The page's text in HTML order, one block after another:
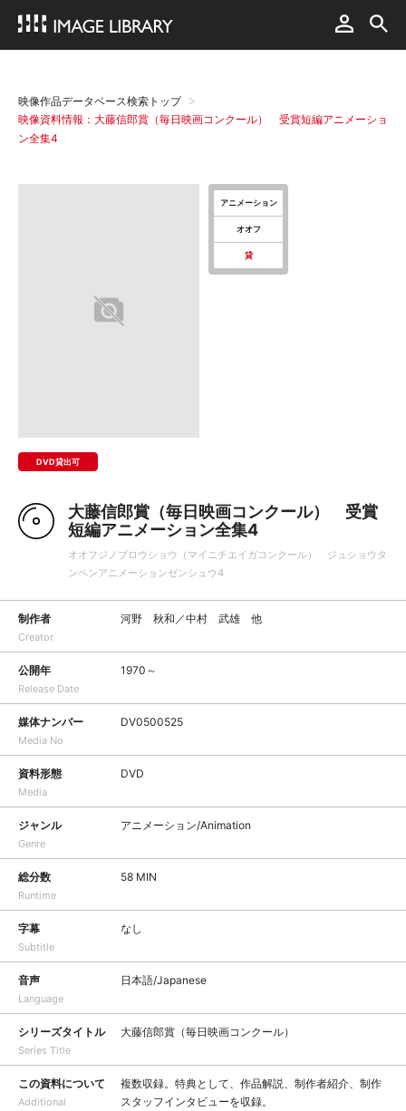
映像作品データベース検索トップ
映像資料情報：大藤信郎賞（毎日映画コンクール） 受賞短編アニメーショ
ン全集4
DVD貸出可
アニメーション
オオフ
貸
大藤信郎賞（毎日映画コンクール） 受賞
短編アニメーション全集4
オオフジノブロウショウ（マイニチエイガコンクール） ジュショウタ
ンペンアニメーションゼンシュウ4
制作者
Creator
河野 秋和／中村 武雄 他
公開年
Release Date
1970～
媒体ナンバー
Media No
DV0500525
資料形態
Media
DVD
ジャンル
Genre
アニメーション/Animation
総分数
Runtime
58 MIN
字幕
Subtitle
なし
音声
Language
日本語/Japanese
シリーズタイトル
Series Title
大藤信郎賞（毎日映画コンクール）
この資料について
Additional
複数収録。特典として、作品解説、制作者紹介、制作
スタッフインタビューを収録。